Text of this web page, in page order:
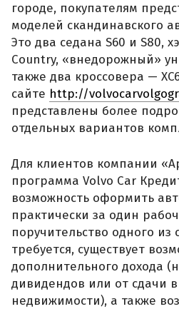
городе, покупателям
моделей скандинавского
Это два седана S60 и S80,
Country, «внедорожный»
также два кроссовера —
сайте http://
представлены более
отдельных вариантов
Для клиентов компании
программа Volvo Car
возможность оформить
практически за один
поручительство одного из
требуется, существует
дополнительного дохода
дивидендов или от сдачи
недвижимости), а также